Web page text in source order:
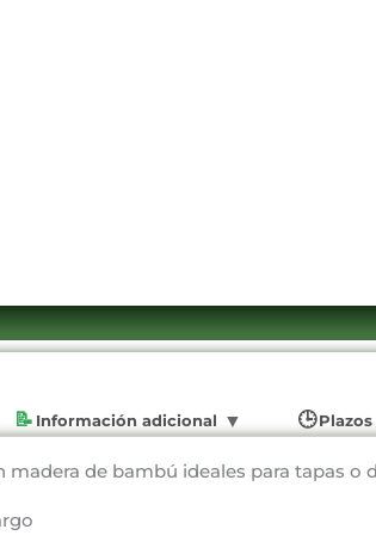
Información adicional Plazos
madera de bambú ideales para tapas o